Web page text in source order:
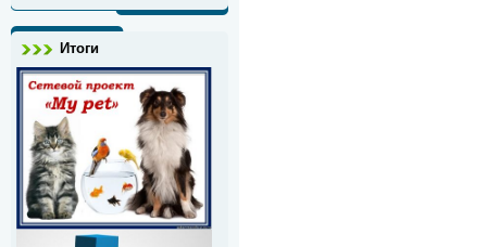
Итоги